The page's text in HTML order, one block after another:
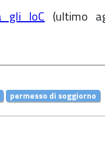
gli IoC (ultimo
permesso di soggiorno